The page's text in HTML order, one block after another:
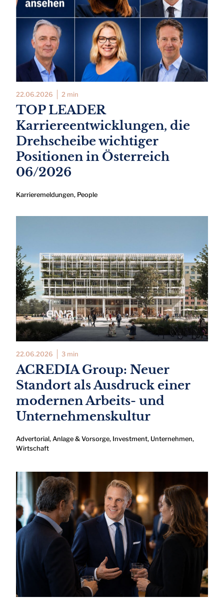
22.06.2026 2 min
TOP LEADER
Karriereentwicklungen, die
Drehscheibe wichtiger
Positionen in Österreich
06/2026
Karrieremeldungen, People
22.06.2026 3 min
ACREDIA Group: Neuer
Standort als Ausdruck einer
modernen Arbeits- und
Unternehmenskultur
Advertorial, Anlage & Vorsorge, Investment, Unternehmen,
Wirtschaft